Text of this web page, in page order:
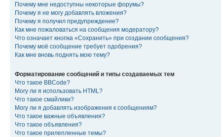
Почему мне недоступны некоторые форумы?
Почему я не могу добавлять вложения?
Почему я получил предупреждение?
Как мне пожаловаться на сообщения модератору?
Что означает кнопка «Сохранить» при создании сообщения?
Почему моё сообщение требует одобрения?
Как мне вновь поднять мою тему?
Форматирование сообщений и типы создаваемых тем
Что такое BBCode?
Могу ли я использовать HTML?
Что такое смайлики?
Могу ли я добавлять изображения к сообщениям?
Что такое важные объявления?
Что такое объявления?
Что такое прилепленные темы?